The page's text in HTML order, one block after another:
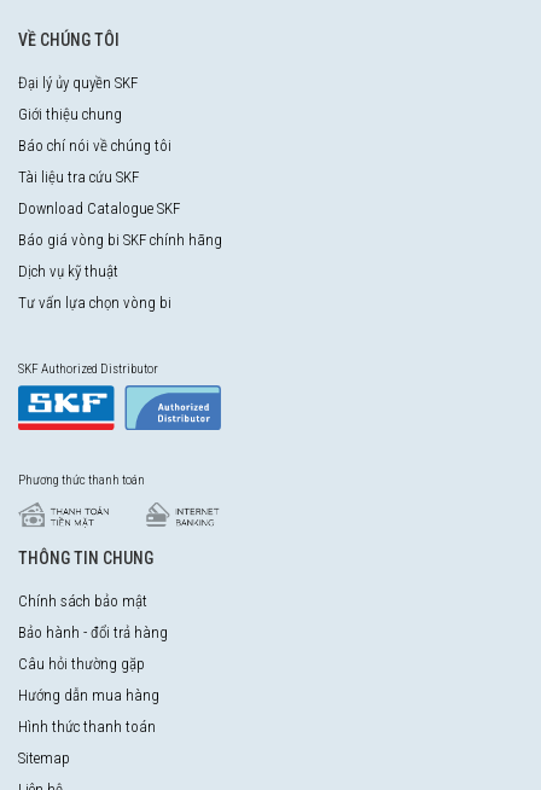
VỀ CHÚNG TÔI
Đại lý ủy quyền SKF
Giới thiệu chung
Báo chí nói về chúng tôi
Tài liệu tra cứu SKF
Download Catalogue SKF
Báo giá vòng bi SKF chính hãng
Dịch vụ kỹ thuật
Tư vấn lựa chọn vòng bi
SKF Authorized Distributor
Phương thức thanh toán
THÔNG TIN CHUNG
Chính sách bảo mật
Bảo hành - đổi trả hàng
Câu hỏi thường gặp
Hướng dẫn mua hàng
Hình thức thanh toán
Sitemap